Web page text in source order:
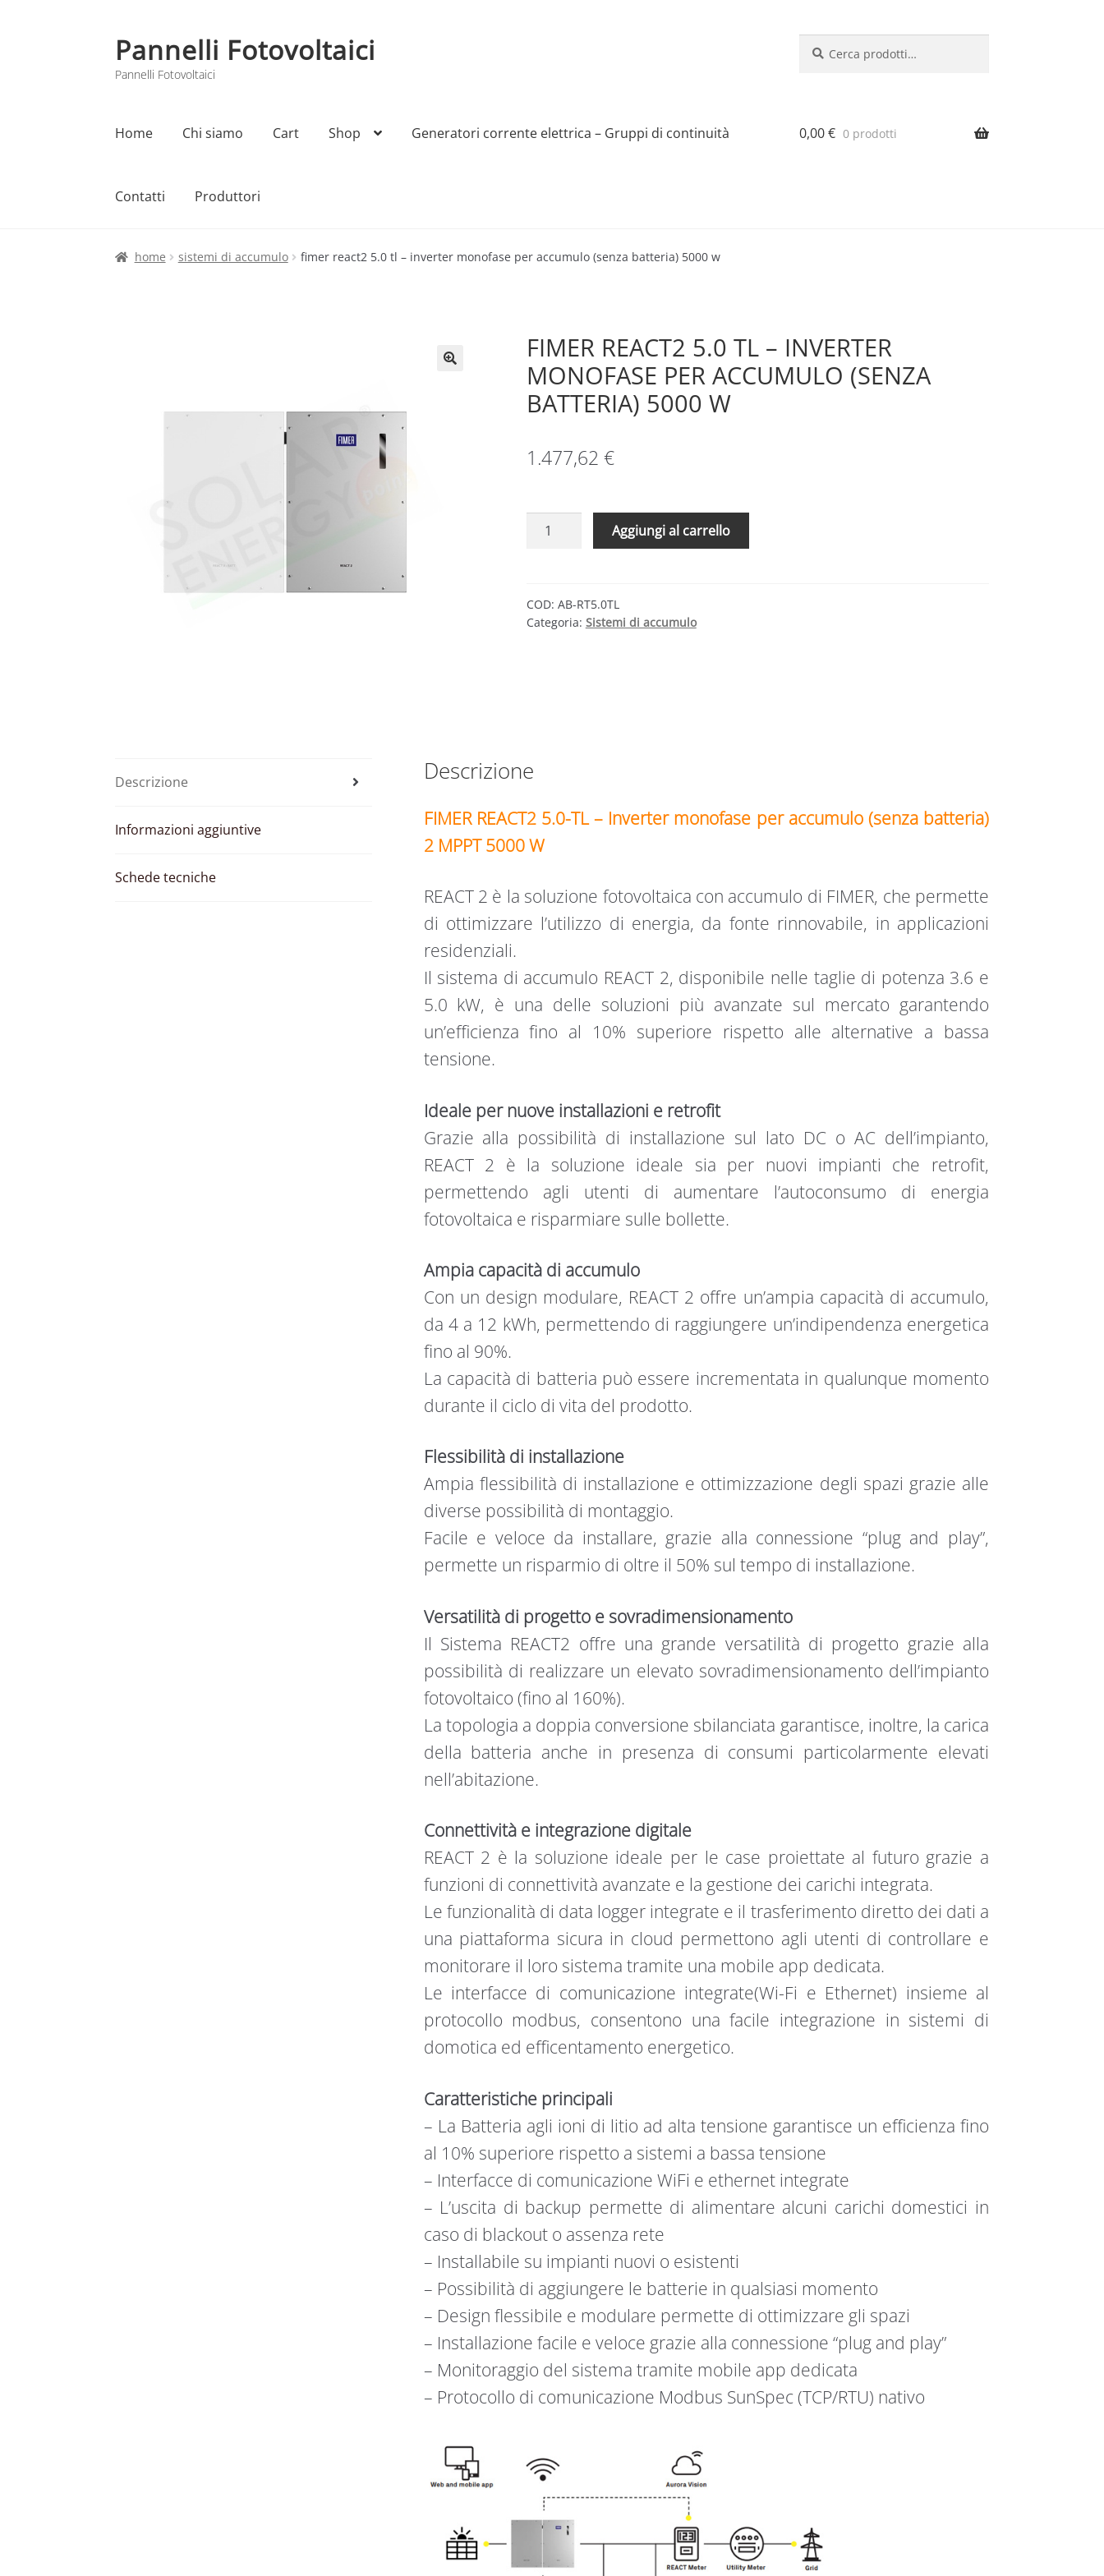
Vai
alla
navigazione
Vai
al
contenuto
Pannelli Fotovoltaici
Pannelli Fotovoltaici
Home Chi siamo Cart Shop Generatori corrente elettrica – Gruppi di continuità
Contatti Produttori
Home Cart Checkout Chi siamo ContattiMy account Produttori Sample Page Shop
0,00€ 0 prodotti
home sistemi di accumulo fimer react2 5.0 tl – inverter monofase per accumulo (senza batteria) 5000 w
FIMER REACT2 5.0 TL – INVERTER
MONOFASE PER ACCUMULO (SENZA
BATTERIA) 5000 W
1.477,62 €
FIMER
–
INVERTER
W
Aggiungi al carrello
COD: AB-RT5.0TL
Categoria: Sistemi di accumulo
Descrizione
Informazioni aggiuntive
Schede tecniche
Descrizione
FIMER REACT2 5.0-TL – Inverter monofase per accumulo (senza batteria)
2 MPPT 5000 W
REACT 2 è la soluzione fotovoltaica con accumulo di FIMER, che permette
di ottimizzare l’utilizzo di energia, da fonte rinnovabile, in applicazioni
residenziali.
Il sistema di accumulo REACT 2, disponibile nelle taglie di potenza 3.6 e
5.0 kW, è una delle soluzioni più avanzate sul mercato garantendo
un’efficienza fino al 10% superiore rispetto alle alternative a bassa
tensione.
Ideale per nuove installazioni e retrofit
Grazie alla possibilità di installazione sul lato DC o AC dell’impianto,
REACT 2 è la soluzione ideale sia per nuovi impianti che retrofit,
permettendo agli utenti di aumentare l’autoconsumo di energia
fotovoltaica e risparmiare sulle bollette.
Ampia capacità di accumulo
Con un design modulare, REACT 2 offre un’ampia capacità di accumulo,
da 4 a 12 kWh, permettendo di raggiungere un’indipendenza energetica
fino al 90%.
La capacità di batteria può essere incrementata in qualunque momento
durante il ciclo di vita del prodotto.
Flessibilità di installazione
Ampia flessibilità di installazione e ottimizzazione degli spazi grazie alle
diverse possibilità di montaggio.
Facile e veloce da installare, grazie alla connessione “plug and play”,
permette un risparmio di oltre il 50% sul tempo di installazione.
Versatilità di progetto e sovradimensionamento
Il Sistema REACT2 offre una grande versatilità di progetto grazie alla
possibilità di realizzare un elevato sovradimensionamento dell’impianto
fotovoltaico (fino al 160%).
La topologia a doppia conversione sbilanciata garantisce, inoltre, la carica
della batteria anche in presenza di consumi particolarmente elevati
nell’abitazione.
Connettività e integrazione digitale
REACT 2 è la soluzione ideale per le case proiettate al futuro grazie a
funzioni di connettività avanzate e la gestione dei carichi integrata.
Le funzionalità di data logger integrate e il trasferimento diretto dei dati a
una piattaforma sicura in cloud permettono agli utenti di controllare e
monitorare il loro sistema tramite una mobile app dedicata.
Le interfacce di comunicazione integrate(Wi-Fi e Ethernet) insieme al
protocollo modbus, consentono una facile integrazione in sistemi di
domotica ed efficentamento energetico.
Caratteristiche principali
– La Batteria agli ioni di litio ad alta tensione garantisce un efficienza fino
al 10% superiore rispetto a sistemi a bassa tensione
– Interfacce di comunicazione WiFi e ethernet integrate
– L’uscita di backup permette di alimentare alcuni carichi domestici in
caso di blackout o assenza rete
– Installabile su impianti nuovi o esistenti
– Possibilità di aggiungere le batterie in qualsiasi momento
– Design flessibile e modulare permette di ottimizzare gli spazi
– Installazione facile e veloce grazie alla connessione “plug and play”
– Monitoraggio del sistema tramite mobile app dedicata
– Protocollo di comunicazione Modbus SunSpec (TCP/RTU) nativo